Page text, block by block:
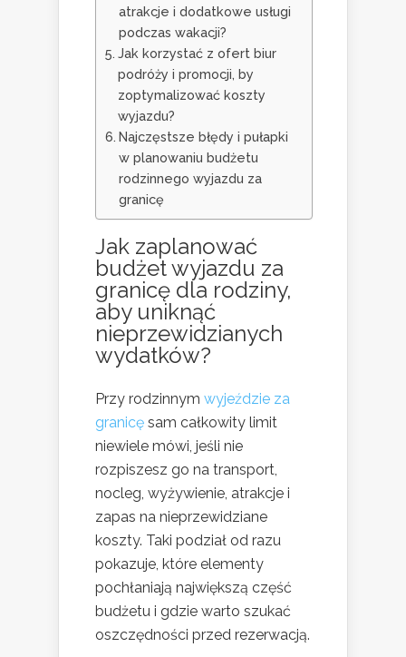
atrakcje i dodatkowe usługi
podczas wakacji?
Jak korzystać z ofert biur
podróży i promocji, by
zoptymalizować koszty
wyjazdu?
Najczęstsze błędy i pułapki
w planowaniu budżetu
rodzinnego wyjazdu za
granicę
Jak zaplanować
budżet wyjazdu za
granicę dla rodziny,
aby uniknąć
nieprzewidzianych
wydatków?
Przy rodzinnym wyjeździe za
granicę sam całkowity limit
niewiele mówi, jeśli nie
rozpiszesz go na transport,
nocleg, wyżywienie, atrakcje i
zapas na nieprzewidziane
koszty. Taki podział od razu
pokazuje, które elementy
pochłaniają największą część
budżetu i gdzie warto szukać
oszczędności przed rezerwacją.